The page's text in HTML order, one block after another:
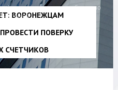
учет: воронежцам необходимо
ВОРОНЕЖЦАМ
ПОВЕРКУ
СЧЕТЧИКОВ